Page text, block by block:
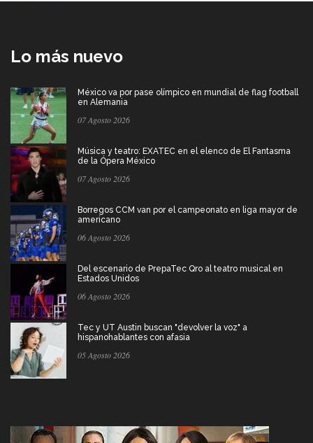
Lo más nuevo
México va por pase olímpico en mundial de flag football
en Alemania
07 Agosto 2026
Música y teatro: EXATEC en el elenco de El Fantasma
de la Ópera México
07 Agosto 2026
Borregos CCM van por el campeonato en liga mayor de
americano
06 Agosto 2026
Del escenario de PrepaTec Qro al teatro musical en
Estados Unidos
06 Agosto 2026
Tec y UT Austin buscan "devolver la voz" a
hispanohablantes con afasia
05 Agosto 2026